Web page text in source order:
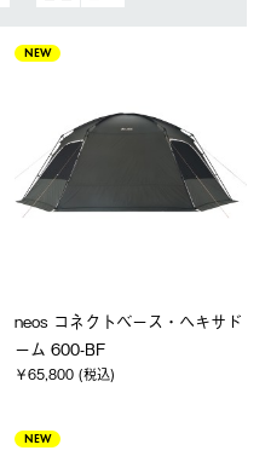
NEW
neos コネクトベース・ヘキサド
ーム 600-BF
￥65,800 (税込)
NEW